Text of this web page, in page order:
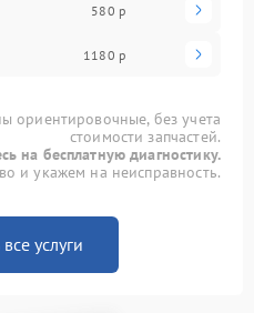
580 р
1180 р
ориентировочные, без учета
стоимости запчастей.
на бесплатную диагностику.
и укажем на неисправность.
услуги